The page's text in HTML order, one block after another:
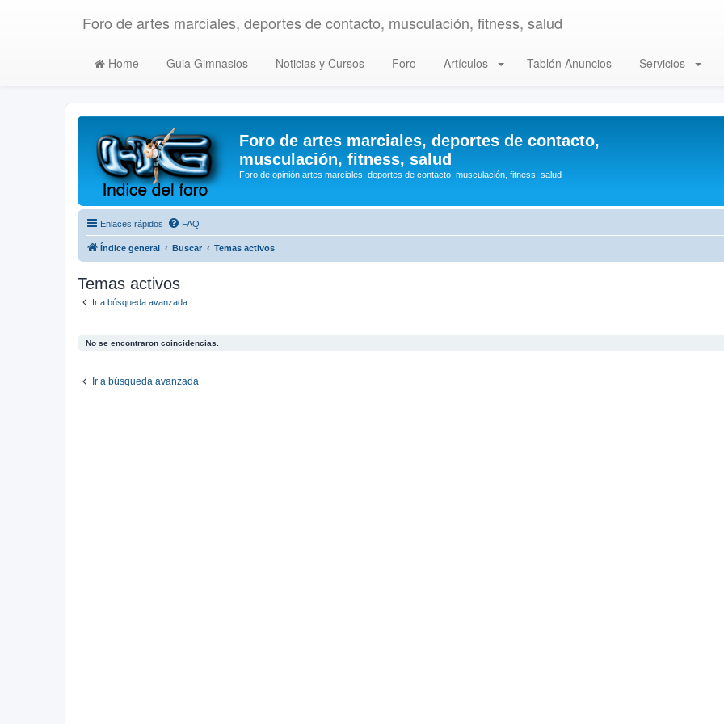
Foro de artes marciales, deportes de contacto, musculación, fitness, salud
Home Guia Gimnasios Noticias y Cursos Foro Artículos Tablón Anuncios Servicios
Foro de artes marciales, deportes de contacto,
musculación, fitness, salud
Foro de opinión artes marciales, deportes de contacto, musculación, fitness, salud
Enlaces rápidos FAQ
Índice general Buscar Temas activos
Temas activos
Ir a búsqueda avanzada
No se encontraron coincidencias.
Ir a búsqueda avanzada